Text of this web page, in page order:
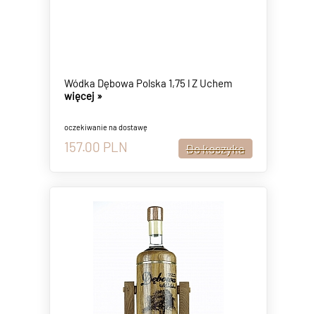
Wódka Dębowa Polska 1,75 l Z Uchem
więcej »
oczekiwanie na dostawę
157.00 PLN